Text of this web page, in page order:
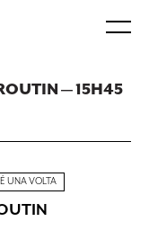
— 15H45
UNA VOLTA